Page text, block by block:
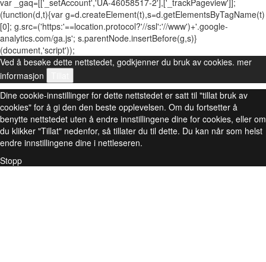
var _gaq=[['_setAccount','UA-46058517-2'],['_trackPageview']];
(function(d,t){var g=d.createElement(t),s=d.getElementsByTagName(t)
[0]; g.src=('https:'==location.protocol?'//ssl':'//www')+'.google-
analytics.com/ga.js'; s.parentNode.insertBefore(g,s)}
(document,'script'));
Ved å besøke dette nettstedet, godkjenner du bruk av cookies. mer
informasjon
Dine cookie-innstillinger for dette nettstedet er satt til "tillat bruk av
cookies" for å gi den den beste opplevelsen. Om du fortsetter å
benytte nettstedet uten å endre innstillingene dine for cookies, eller om
du klikker "Tillat" nedenfor, så tillater du til dette. Du kan når som helst
endre innstillingene dine i nettleseren.
Stopp